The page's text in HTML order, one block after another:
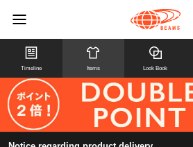
Timeline Items Look Book